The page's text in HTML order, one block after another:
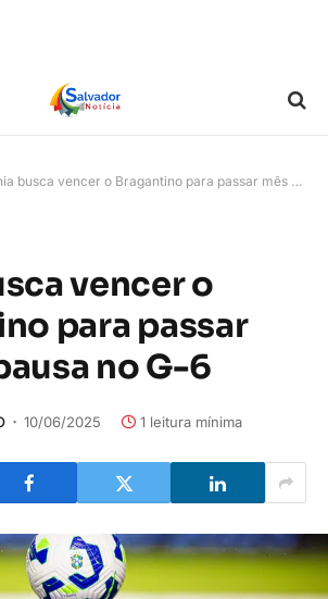
busca vencer o Bragantino para passar mês de pausa no G-6
vencer o
para passar
no G-6
10/06/2025 1 leitura mínima